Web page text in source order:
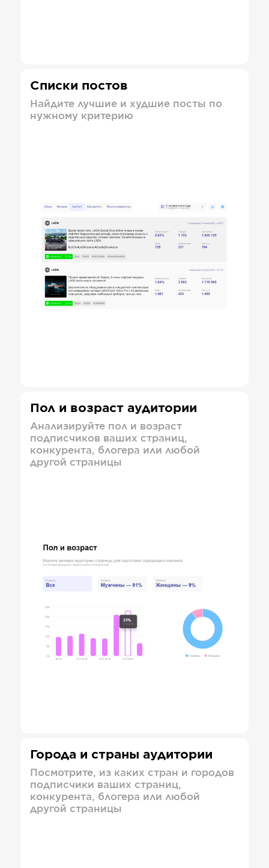
Списки постов
Найдите лучшие и худшие посты по
нужному критерию
Пол и возраст аудитории
Анализируйте пол и возраст
подписчиков ваших страниц,
конкурента, блогера или любой
другой страницы
Города и страны аудитории
Посмотрите, из каких стран и городов
подписчики ваших страниц,
конкурента, блогера или любой
другой страницы